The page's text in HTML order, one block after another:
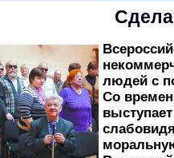
людей с
Со